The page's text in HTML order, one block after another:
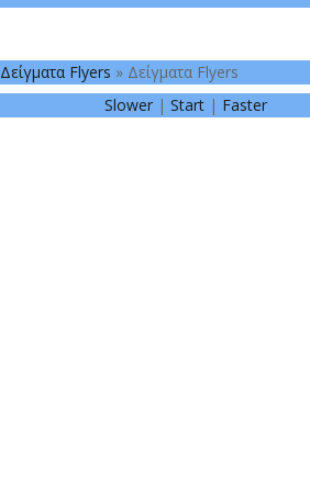
Δείγματα Flyers » Δείγματα Flyers
Slower | Start | Faster